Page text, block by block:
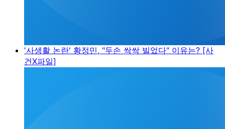
'사생활 논란' 황정민, "두손 싹싹 빌었다" 이유는? [사
건X파일]